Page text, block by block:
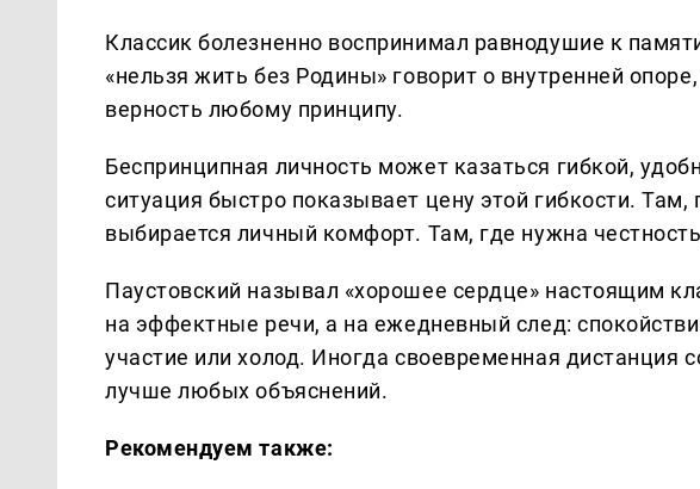
Классик болезненно воспринимал равнодушие к
«нельзя жить без Родины» говорит о внутренней
верность любому принципу.
Беспринципная личность может казаться гибкой,
ситуация быстро показывает цену этой гибкости. Там,
выбирается личный комфорт. Там, где нужна
Паустовский называл «хорошее сердце» настоящим
на эффектные речи, а на ежедневный след:
участие или холод. Иногда своевременная дистанция
лучше любых объяснений.
Рекомендуем также: